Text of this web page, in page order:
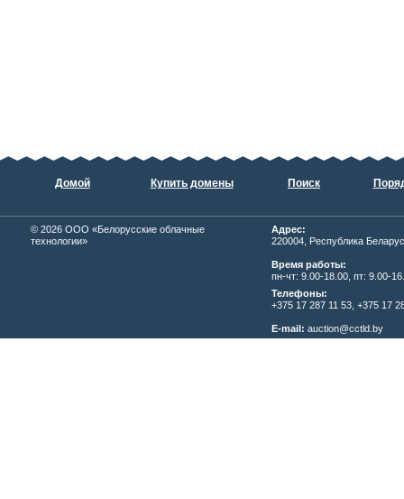
Домой Купить домены Поиск
© 2026 ОOО «Белорусские облачные
технологии»
Адрес:
220004, Республика
Время работы:
пн-чт: 9.00-18.00, пт: 9.00-
Телефоны:
+375 17 287 11 53, +375 17
E-mail: auction@cctld.by